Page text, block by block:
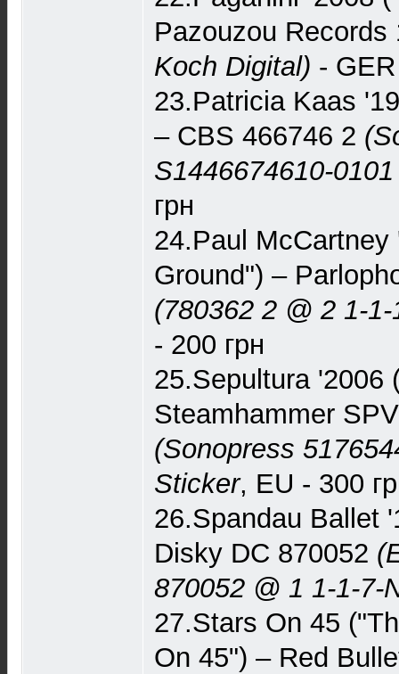
Pazouzou
Koch Digital) -
23.Patricia Kaas
– CBS 466746 2
S1446674610-
грн
24.Paul McCartney
Ground") –
(780362 2 @ 2 1-
- 200 грн
25.Sepultura '2006
Steamhammer
(Sonopress
Sticker, EU - 300
26.Spandau Ballet
Disky DC 870052
870052 @ 1 1-1-7-
27.Stars On 45
On 45") – Red